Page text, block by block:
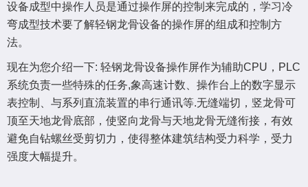
设备成型中操作人员是通过操作屏的控制来完成的，学习冷
弯成型技术要了解轻钢龙骨设备的操作屏的组成和控制方
法。
现在为您介绍一下: 轻钢龙骨设备操作屏作为辅助CPU，PLC
系统负责一些特殊的任务,象高速计数、操作台上的数字显示
表控制、与系列直流装置的串行通讯等.无缝端切，竖龙骨可
顶至天地龙骨底部，使竖向龙骨与天地龙骨无缝衔接，有效
避免自钻螺丝受剪切力，使得整体建筑结构受力科学，受力
强度大幅提升。